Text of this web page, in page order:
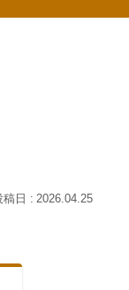
2026.04.25